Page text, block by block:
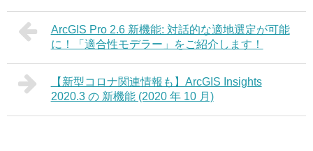
ArcGIS Pro 2.6 新機能: 対話的な適地選定が可能
に！「適合性モデラー」をご紹介します！
【新型コロナ関連情報も】ArcGIS Insights
2020.3 の 新機能 (2020 年 10 月)